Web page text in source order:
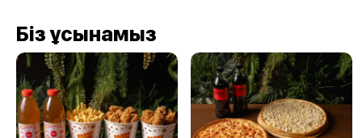
Біз ұсынамыз